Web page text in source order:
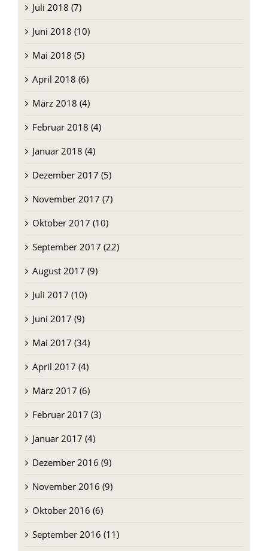
Juli 2018 (7)
Juni 2018 (10)
Mai 2018 (5)
April 2018 (6)
März 2018 (4)
Februar 2018 (4)
Januar 2018 (4)
Dezember 2017 (5)
November 2017 (7)
Oktober 2017 (10)
September 2017 (22)
August 2017 (9)
Juli 2017 (10)
Juni 2017 (9)
Mai 2017 (34)
April 2017 (4)
März 2017 (6)
Februar 2017 (3)
Januar 2017 (4)
Dezember 2016 (9)
November 2016 (9)
Oktober 2016 (6)
September 2016 (11)